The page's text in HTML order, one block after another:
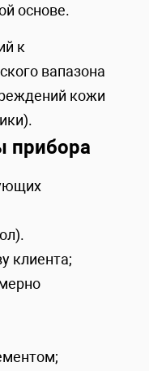
основе.
к
вапазона
кожи
прибора
клиента;